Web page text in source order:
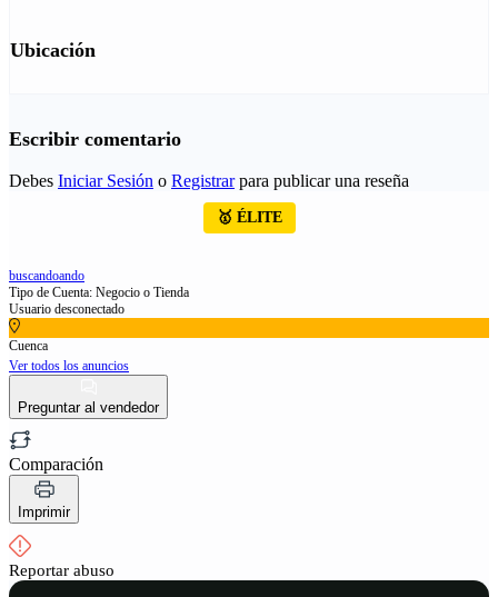
Ubicación
Escribir comentario
Debes Iniciar Sesión o Registrarpara publicar una reseña
🥇 ÉLITE
buscandoando
Tipo de Cuenta: Negocio o Tienda
Usuario desconectado
Cuenca
Ver todos los anuncios
Preguntar al vendedor
Comparación
Imprimir
Reportar abuso